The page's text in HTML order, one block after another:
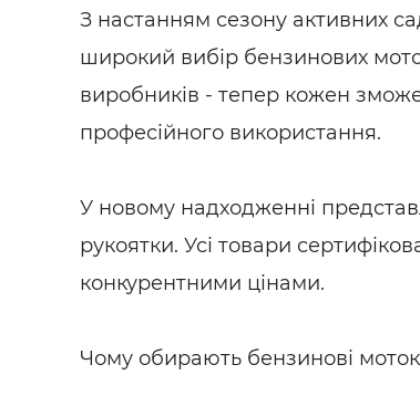
З настанням сезону активних
широкий вибір бензинових
виробників - тепер кожен
професійного використання.
У новому надходженні
рукоятки. Усі товари
конкурентними цінами.
Чому обирають бензинові